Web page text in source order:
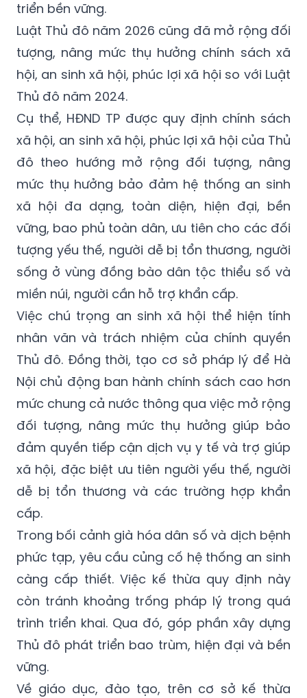
triển bền vững.
Luật Thủ đô năm 2026 cũng đã mở rộng đối
tượng, nâng mức thụ hưởng chính sách xã
hội, an sinh xã hội, phúc lợi xã hội so với Luật
Thủ đô năm 2024.
Cụ thể, HĐND TP được quy định chính sách
xã hội, an sinh xã hội, phúc lợi xã hội của Thủ
đô theo hướng mở rộng đối tượng, nâng
mức thụ hưởng bảo đảm hệ thống an sinh
xã hội đa dạng, toàn diện, hiện đại, bền
vững, bao phủ toàn dân, ưu tiên cho các đối
tượng yếu thế, người dễ bị tổn thương, người
sống ở vùng đồng bào dân tộc thiểu số và
miền núi, người cần hỗ trợ khẩn cấp.
Việc chú trọng an sinh xã hội thể hiện tính
nhân văn và trách nhiệm của chính quyền
Thủ đô. Đồng thời, tạo cơ sở pháp lý để Hà
Nội chủ động ban hành chính sách cao hơn
mức chung cả nước thông qua việc mở rộng
đối tượng, nâng mức thụ hưởng giúp bảo
đảm quyền tiếp cận dịch vụ y tế và trợ giúp
xã hội, đặc biệt ưu tiên người yếu thế, người
dễ bị tổn thương và các trường hợp khẩn
cấp.
Trong bối cảnh già hóa dân số và dịch bệnh
phức tạp, yêu cầu củng cố hệ thống an sinh
càng cấp thiết. Việc kế thừa quy định này
còn tránh khoảng trống pháp lý trong quá
trình triển khai. Qua đó, góp phần xây dựng
Thủ đô phát triển bao trùm, hiện đại và bền
vững.
Về giáo dục, đào tạo, trên cơ sở kế thừa